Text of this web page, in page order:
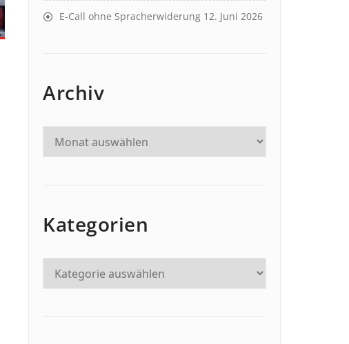
E-Call ohne Spracherwiderung 12. Juni 2026
Archiv
Kategorien